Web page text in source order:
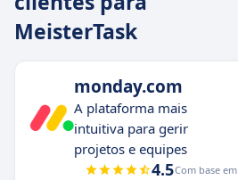
MeisterTask
monday.com
A plataforma mais
intuitiva para gerir
projetos e equipes
4.5Com base em